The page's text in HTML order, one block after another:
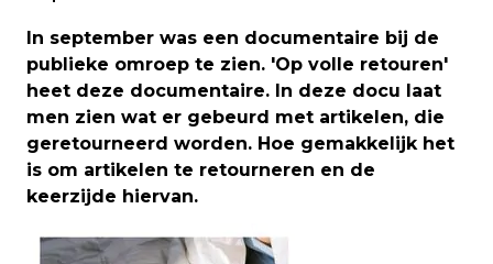
In september was een documentaire bij de
publieke omroep te zien. 'Op volle retouren'
heet deze documentaire. In deze docu laat
men zien wat er gebeurd met artikelen, die
geretourneerd worden. Hoe gemakkelijk het
is om artikelen te retourneren en de
keerzijde hiervan.